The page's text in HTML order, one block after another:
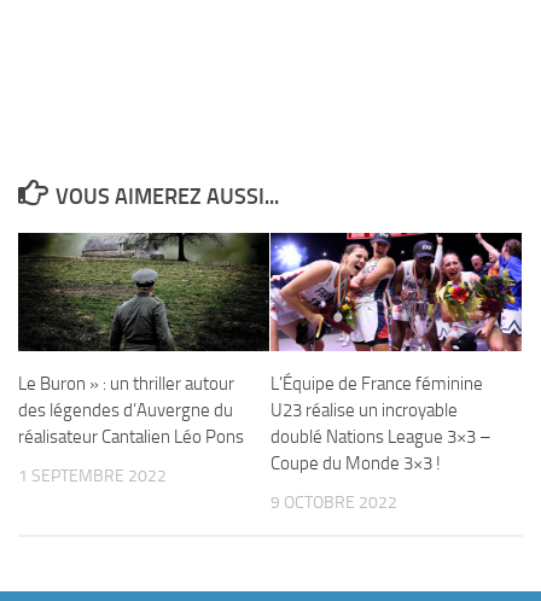
VOUS AIMEREZ AUSSI...
Le Buron » : un thriller autour
des légendes d’Auvergne du
réalisateur Cantalien Léo Pons
1 SEPTEMBRE 2022
L’Équipe de France féminine
U23 réalise un incroyable
doublé Nations League 3×3 –
Coupe du Monde 3×3 !
9 OCTOBRE 2022